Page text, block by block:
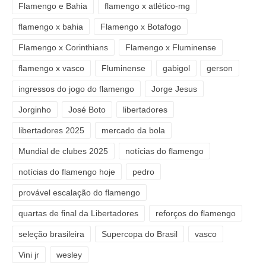
Flamengo e Bahia flamengo x atlético-mg
flamengo x bahia Flamengo x Botafogo
Flamengo x Corinthians Flamengo x Fluminense
flamengo x vasco Fluminense gabigol gerson
ingressos do jogo do flamengo Jorge Jesus
Jorginho José Boto libertadores
libertadores 2025 mercado da bola
Mundial de clubes 2025 notícias do flamengo
notícias do flamengo hoje pedro
provável escalação do flamengo
quartas de final da Libertadores reforços do flamengo
seleção brasileira Supercopa do Brasil vasco
Vini jr wesley